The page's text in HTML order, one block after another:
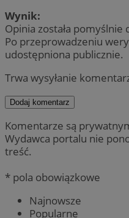
Wynik:
Opinia została pomyślnie
Po przeprowadzeniu
udostępniona publicznie.
Trwa wysyłanie
Dodaj komentarz
Komentarze są
Wydawca portalu nie
treść.
* pola obowiązkowe
Najnowsze
Popularne